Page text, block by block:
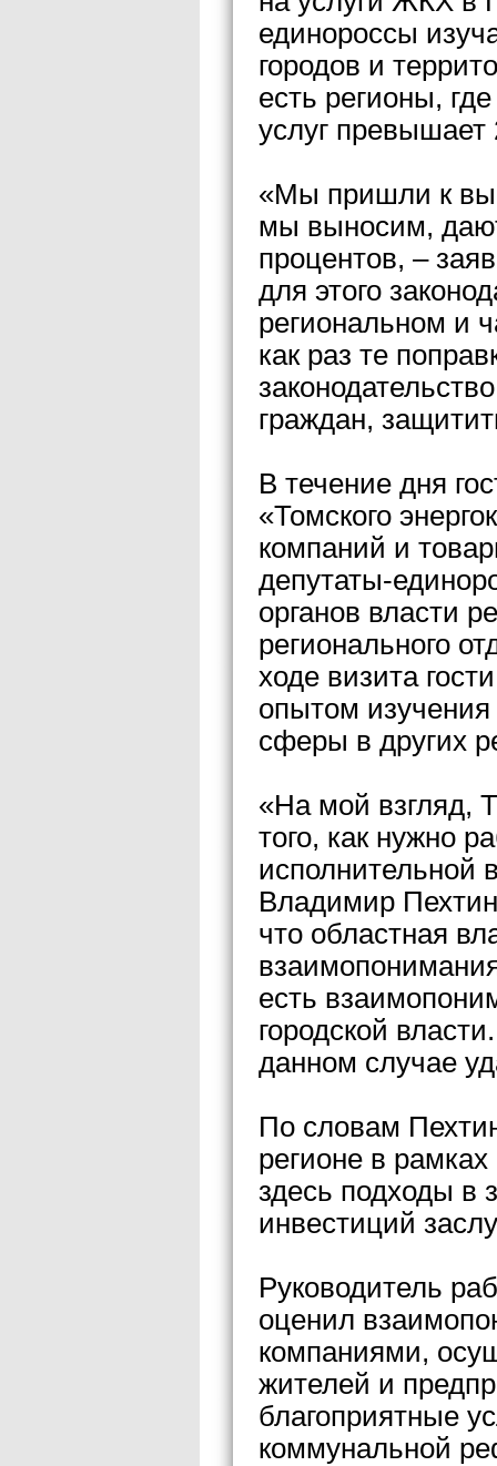
единороссы
городов и
есть регионы,
услуг превышает
«Мы пришли к
мы выносим,
процентов, –
для этого
региональном и
как раз те
граждан,
В течение дня
«Томского
компаний и
депутаты-
органов власти
регионального
ходе визита
опытом
сферы в других
«На мой взгляд,
того, как нужно
исполнительной
Владимир
что областная
есть
городской
данном случае
По словам
регионе в
здесь подходы в
инвестиций
Руководитель
оценил
компаниями,
жителей и
благоприятные
коммунальной